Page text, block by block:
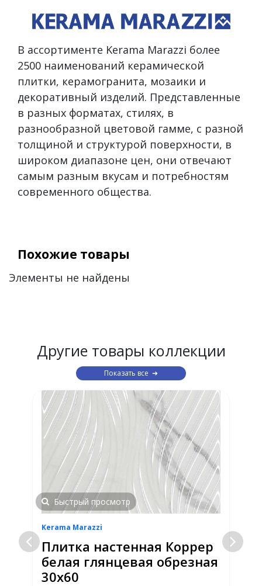
В ассортименте Kerama Marazzi более
2500 наименований керамической
плитки, керамогранита, мозаики и
декоративный изделий. Представленные
в разных форматах, стилях, в
разнообразной цветовой гамме, с разной
толщиной и структурой поверхности, в
широком диапазоне цен, они отвечают
самым разным вкусам и потребностям
современного общества.
Похожие товары
Элементы не найдены
Другие товары коллекции
Показать все
Быстрый просмотр
Kerama Marazzi
Плитка настенная Коррер
белая глянцевая обрезная
30х60